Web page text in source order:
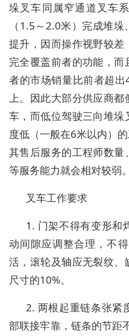
垛叉车同属窄通道叉车
（1.5～2.0米）完成堆
提升，因而操作视野较
完全覆盖前者的功能，
者的市场销量比前者超
上。因此大部分供应商都
车，而低位驾驶三向堆
度低（一般在6米以内）
其售后服务的工程师数
等服务能力就会相对较弱。
叉车工作要求
1. 门架不得有变形和
动间隙应调整合理，不
活，滚轮及轴应无裂纹
尺寸的10%。
2. 两根起重链条张紧
部联接牢靠，链条的节距